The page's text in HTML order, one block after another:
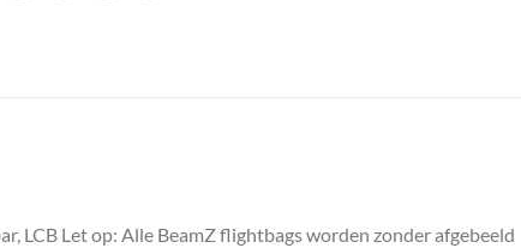
LCB Let op: Alle BeamZ flightbags worden zonder afgebeeld